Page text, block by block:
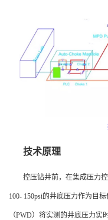
技术原理
控压钻井前，在集成压力
100- 150psi的井底压力作为目
（PWD）将实测的井底压力